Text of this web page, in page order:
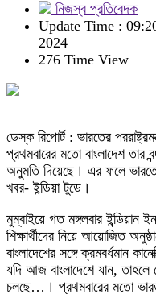
নিজস্ব প্রতিবেদক
Update Time :
2024
276 Time View
ডেস্ক রিপোর্ট : ভারতের
প্রথমবারের মতো বাংলাদেশ তার
অনুমতি দিয়েছে। এর ফলে
খবর- ইন্ডিয়া টুডে।
মুম্বাইয়ে গত মঙ্গলবার
শিক্ষার্থীদের নিয়ে আয়োজিত
বাংলাদেশের সঙ্গে ক্রমবর্ধমান
যদি আজ বাংলাদেশে যান,
চলছে…। প্রথমবারের মতো